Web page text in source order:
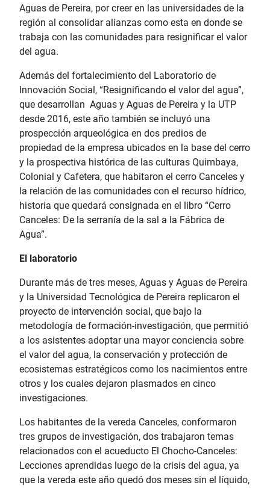
Aguas de Pereira, por creer en las universidades de la
región al consolidar alianzas como esta en donde se
trabaja con las comunidades para resignificar el valor
del agua.
Además del fortalecimiento del Laboratorio de
Innovación Social, “Resignificando el valor del agua”,
que desarrollan Aguas y Aguas de Pereira y la UTP
desde 2016, este año también se incluyó una
prospección arqueológica en dos predios de
propiedad de la empresa ubicados en la base del cerro
y la prospectiva histórica de las culturas Quimbaya,
Colonial y Cafetera, que habitaron el cerro Canceles y
la relación de las comunidades con el recurso hídrico,
historia que quedará consignada en el libro “Cerro
Canceles: De la serranía de la sal a la Fábrica de
Agua”.
El laboratorio
Durante más de tres meses, Aguas y Aguas de Pereira
y la Universidad Tecnológica de Pereira replicaron el
proyecto de intervención social, que bajo la
metodología de formación-investigación, que permitió
a los asistentes adoptar una mayor conciencia sobre
el valor del agua, la conservación y protección de
ecosistemas estratégicos como los nacimientos entre
otros y los cuales dejaron plasmados en cinco
investigaciones.
Los habitantes de la vereda Canceles, conformaron
tres grupos de investigación, dos trabajaron temas
relacionados con el acueducto El Chocho-Canceles:
Lecciones aprendidas luego de la crisis del agua, ya
que la vereda este año quedó dos meses sin el líquido,